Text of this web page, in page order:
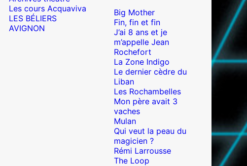
Les cours Acquaviva
LES BÉLIERS
AVIGNON
Big Mother
Fin, fin et fin
J’ai 8 ans et je
m’appelle Jean
Rochefort
La Zone Indigo
Le dernier cèdre du
Liban
Les Rochambelles
Mon père avait 3
vaches
Mulan
Qui veut la peau du
magicien ?
Rémi Larrousse
The Loop